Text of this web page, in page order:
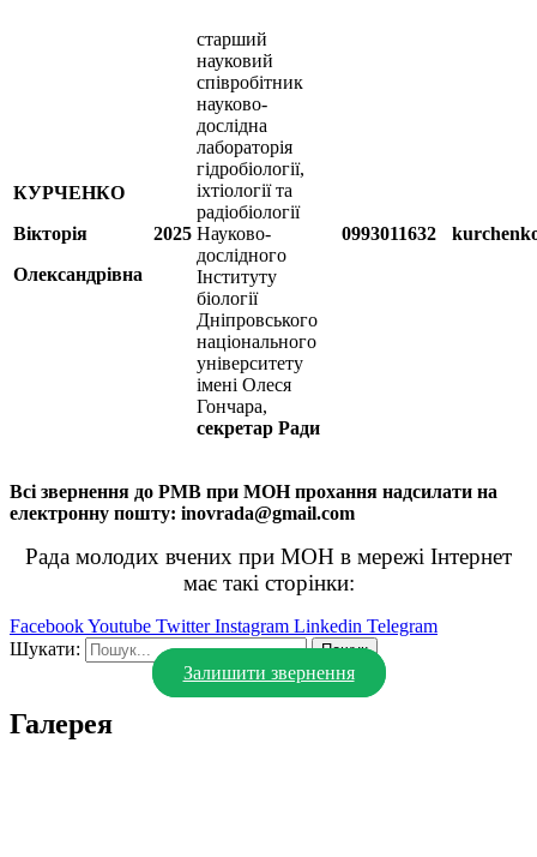
КУРЧЕНКО
Вікторія
Олександрівна
2025
старший
науковий
співробітник
науково-
дослідна
лабораторія
гідробіології,
іхтіології та
радіобіології
Науково-
дослідного
Інституту
біології
Дніпровського
національного
університету
імені Олеся
Гончара,
секретар Ради
0993011632
Всі звернення до РМВ при МОН прохання надсилати на
електронну пошту: inovrada@gmail.com
Рада молодих вчених при МОН в мережі Інтернет
має такі сторінки:
FacebookYoutube Twitter Instagram Linkedin Telegram
Шукати:
Залишити звернення
Галерея